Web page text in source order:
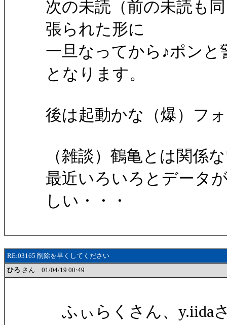
次の未読（前の未読も
張られた形に
一旦なってから♪ポン
となります。
後は起動かな（爆）フ
（雑談）鶴亀とは関係
最近いろいろとデータ
しい・・・
RE:03165 削除を早くしてください
ひろ さん 01/04/19 00:49
ふぃらくさん、y.iida